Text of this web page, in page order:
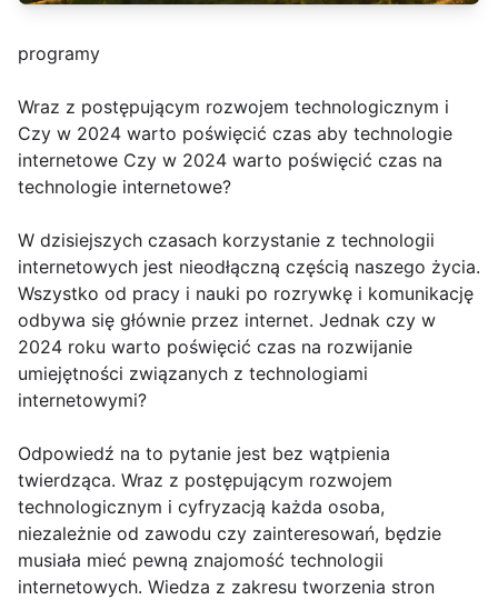
programy
Wraz z postępującym rozwojem technologicznym i
Czy w 2024 warto poświęcić czas aby technologie
internetowe Czy w 2024 warto poświęcić czas na
technologie internetowe?
W dzisiejszych czasach korzystanie z technologii
internetowych jest nieodłączną częścią naszego życia.
Wszystko od pracy i nauki po rozrywkę i komunikację
odbywa się głównie przez internet. Jednak czy w
2024 roku warto poświęcić czas na rozwijanie
umiejętności związanych z technologiami
internetowymi?
Odpowiedź na to pytanie jest bez wątpienia
twierdząca. Wraz z postępującym rozwojem
technologicznym i cyfryzacją każda osoba,
niezależnie od zawodu czy zainteresowań, będzie
musiała mieć pewną znajomość technologii
internetowych. Wiedza z zakresu tworzenia stron